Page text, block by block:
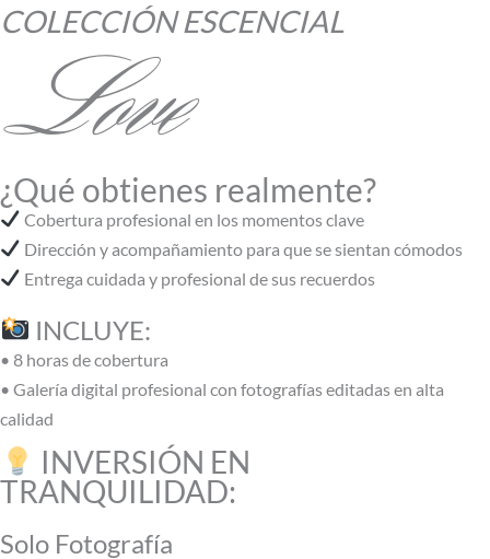
COLECCIÓN ESCENCIAL
Love
¿Qué obtienes realmente?
Cobertura profesional en los momentos clave
Dirección y acompañamiento para que se sientan cómodos
Entrega cuidada y profesional de sus recuerdos
INCLUYE:
• 8 horas de cobertura
• Galería digital profesional con fotografías editadas en alta
calidad
INVERSIÓN EN
TRANQUILIDAD:
Solo Fotografía